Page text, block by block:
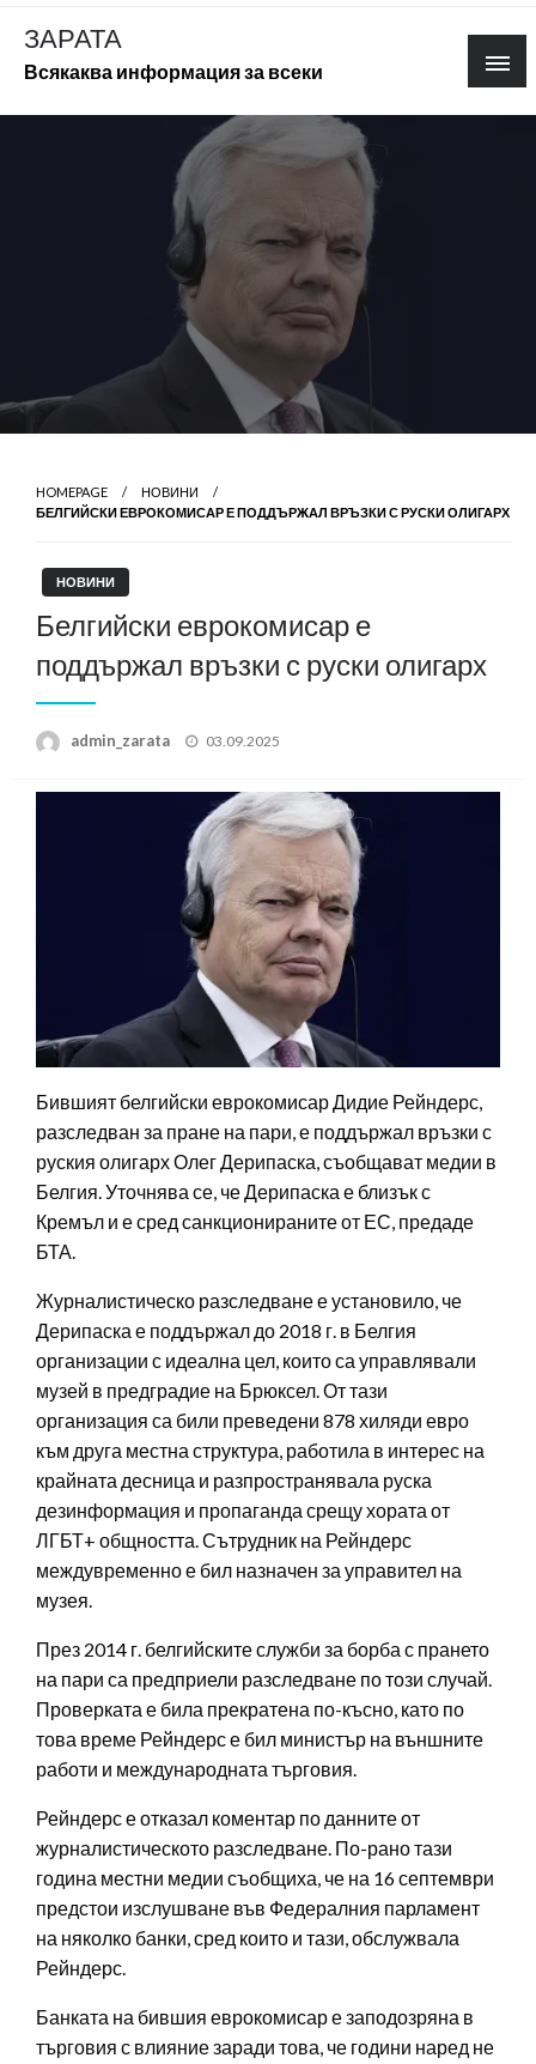
Skip
content
ЗАРАТА
Всякаква информация за всеки
HOMEPAGE
НОВИНИ
БЕЛГИЙСКИ ЕВРОКОМИСАР Е ПОДДЪРЖАЛ ВРЪЗКИ С РУСКИ ОЛИГАРХ
НОВИНИ
Белгийски еврокомисар е
поддържал връзки с руски олигарх
admin_zarata
Posted
03.09.2025
Бившият белгийски еврокомисар Дидие Рейндерс,
разследван за пране на пари, е поддържал връзки с
руския олигарх Олег Дерипаска, съобщават медии в
Белгия. Уточнява се, че Дерипаска е близък с
Кремъл и е сред санкционираните от ЕС, предаде
БТА.
Журналистическо разследване е установило, че
Дерипаска е поддържал до 2018 г. в Белгия
организации с идеална цел, които са управлявали
музей в предградие на Брюксел. От тази
организация са били преведени 878 хиляди евро
към друга местна структура, работила в интерес на
крайната десница и разпространявала руска
дезинформация и пропаганда срещу хората от
ЛГБТ+ общността. Сътрудник на Рейндерс
междувременно е бил назначен за управител на
музея.
През 2014 г. белгийските служби за борба с прането
на пари са предприели разследване по този случай.
Проверката е била прекратена по-късно, като по
това време Рейндерс е бил министър на външните
работи и международната търговия.
Рейндерс е отказал коментар по данните от
журналистическото разследване. По-рано тази
година местни медии съобщиха, че на 16 септември
предстои изслушване във Федералния парламент
на няколко банки, сред които и тази, обслужвала
Рейндерс.
Банката на бившия еврокомисар е заподозряна в
търговия с влияние заради това, че години наред не